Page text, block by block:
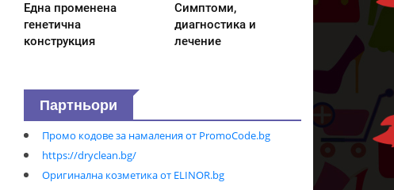
Една променена
генетична
конструкция
Симптоми,
диагностика и
лечение
Партньори
Промо кодове за намаления от PromoCode.bg
https://dryclean.bg/
Оригинална козметика от ELINOR.bg